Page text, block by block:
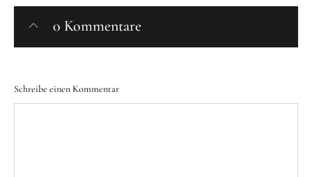
0 Kommentare
Schreibe einen Kommentar